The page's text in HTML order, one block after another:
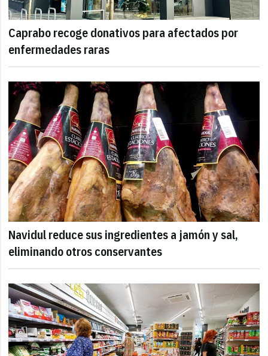
Caprabo recoge donativos para afectados por
enfermedades raras
Navidul reduce sus ingredientes a jamón y sal,
eliminando otros conservantes